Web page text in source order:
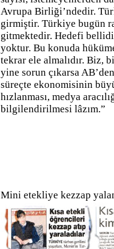
Avrupa Birliği’ndedir.
girmiştir. Türkiye bugün
gitmektedir. Hedefi
yoktur. Bu konuda
tekrar ele almalıdır. Biz,
yine sorun çıkarsa
süreçte ekonomisinin
hızlanması, medya
bilgilendirilmesi lâzım.”
Mini etekliye kezzap